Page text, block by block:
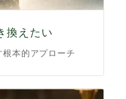
換えたい
本的アプローチ